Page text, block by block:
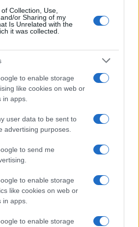
Collection, Use,
or Sharing of my
Is Unrelated with the
it was collected.
to enable storage
like cookies on web or
apps.
user data to be sent to
advertising purposes.
to send me
to enable storage
like cookies on web or
apps.
to enable storage
03338800984 Privacy